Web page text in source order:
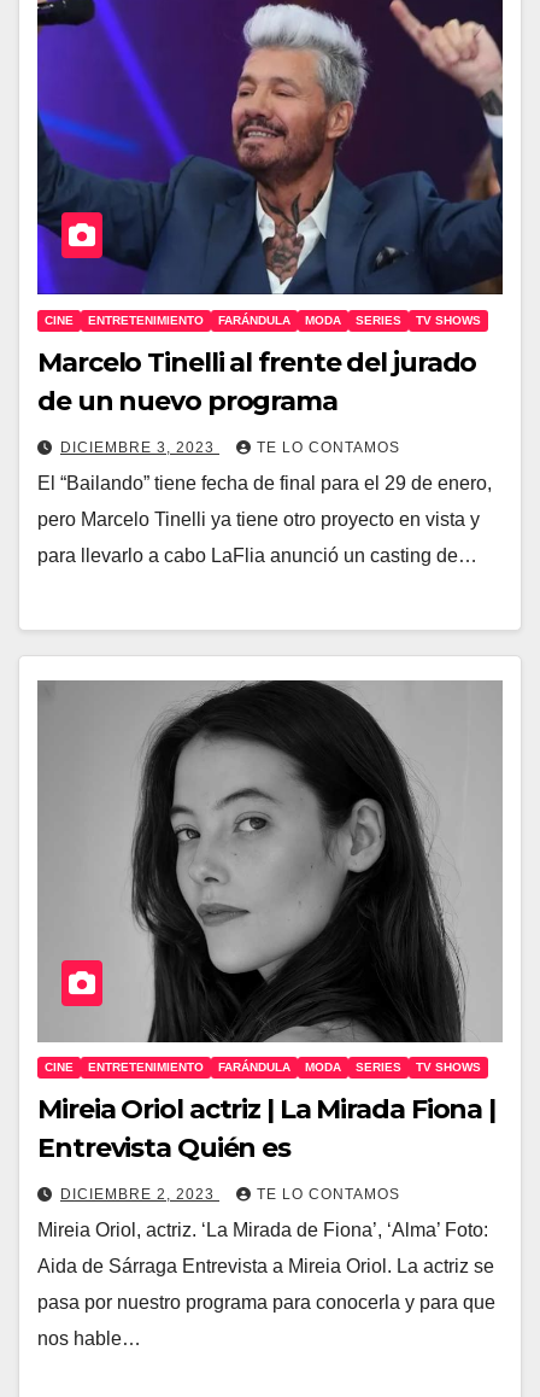
CINE ENTRETENIMIENTO FARÁNDULA MODA SERIES TV SHOWS
Marcelo Tinelli al frente del jurado
de un nuevo programa
DICIEMBRE 3, 2023 TE LO CONTAMOS
El “Bailando” tiene fecha de final para el 29 de enero,
pero Marcelo Tinelli ya tiene otro proyecto en vista y
para llevarlo a cabo LaFlia anunció un casting de…
CINE ENTRETENIMIENTO FARÁNDULA MODA SERIES TV SHOWS
Mireia Oriol actriz | La Mirada Fiona |
Entrevista Quién es
DICIEMBRE 2, 2023 TE LO CONTAMOS
Mireia Oriol, actriz. ‘La Mirada de Fiona’, ‘Alma’ Foto:
Aida de Sárraga Entrevista a Mireia Oriol. La actriz se
pasa por nuestro programa para conocerla y para que
nos hable…